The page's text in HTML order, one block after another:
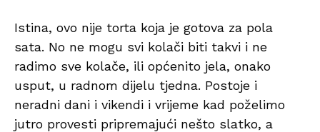
Istina, ovo nije torta koja je gotova za pola
sata. No ne mogu svi kolači biti takvi i ne
radimo sve kolače, ili općenito jela, onako
usput, u radnom dijelu tjedna. Postoje i
neradni dani i vikendi i vrijeme kad poželimo
jutro provesti pripremajući nešto slatko, a